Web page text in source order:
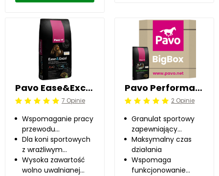
Pavo Ease&Excel 15 kg
Beoordeling: 5/57 Opinie
Wspomaganie pracy
przewodu
pokarmowego
Dla koni sportowych
z wrażliwym
żołądkiem
Wysoka zawartość
wolno uwalnianej
Pavo Performance 725 kg
Beoordeling: 5/52 Opinie
Granulat sportowy
zapewniający
najwyższy poziom
wydajności
Maksymalny czas
działania
Wspomaga
funkcjonowanie